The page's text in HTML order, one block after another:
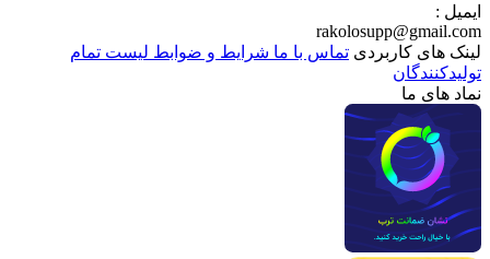
ایمیل :
rakolosupp@gmail.com
لینک های کاربردی تماس با ما شرایط و ضوابط لیست تمام
تولیدکنندگان
نماد های ما